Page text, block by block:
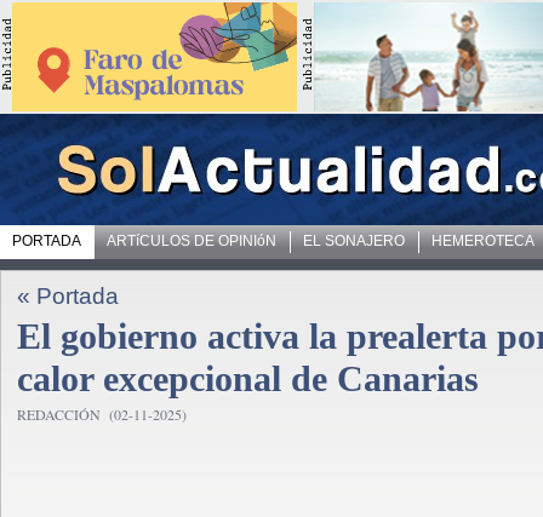
PORTADA ARTíCULOS DE OPINIóN EL SONAJERO HEMEROTECA
« Portada
El gobierno activa la prealerta
calor excepcional de Canarias
REDACCIÓN (02-11-2025)